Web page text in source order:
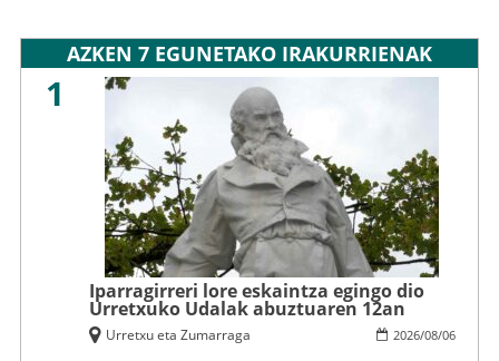
AZKEN 7 EGUNETAKO IRAKURRIENAK
1
Iparragirreri lore eskaintza egingo dio
Urretxuko Udalak abuztuaren 12an
2026/08/06
Urretxu eta Zumarraga